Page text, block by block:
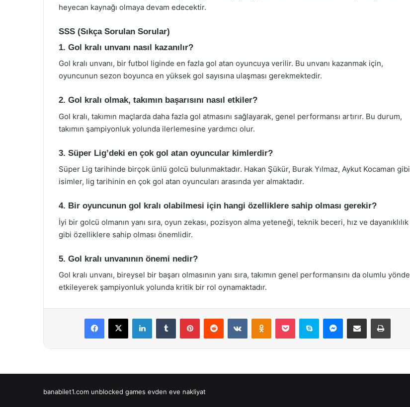
heyecan kaynağı olmaya devam edecektir.
SSS (Sıkça Sorulan Sorular)
1. Gol kralı unvanı nasıl kazanılır?
Gol kralı unvanı, bir futbol liginde en fazla gol atan oyuncuya verilir. Bu unvanı kazanmak için,
oyuncunun sezon boyunca en yüksek gol sayısına ulaşması gerekmektedir.
2. Gol kralı olmak, takımın başarısını nasıl etkiler?
Gol kralı, takımın maçlarda daha fazla gol atmasını sağlayarak, genel performansı artırır. Bu durum,
takımın şampiyonluk yolunda ilerlemesine yardımcı olur.
3. Süper Lig’deki en çok gol atan oyuncular kimlerdir?
Süper Lig tarihinde birçok ünlü golcü bulunmaktadır. Hakan Şükür, Burak Yılmaz, Aykut Kocaman gibi
isimler, lig tarihinin en çok gol atan oyuncuları arasında yer almaktadır.
4. Bir oyuncunun gol kralı olabilmesi için hangi özelliklere sahip olması gerekir?
İyi bir golcü olmanın yanı sıra, oyun zekası, pozisyon alma yeteneği, teknik beceri, hız ve dayanıklılık
gibi özelliklere sahip olması önemlidir.
5. Gol kralı unvanının önemi nedir?
Gol kralı unvanı, bireysel bir başarı olmasının yanı sıra, takımın genel performansını da olumlu yönde
etkileyerek şampiyonluk yolunda kritik bir rol oynamaktadır.
Facebook
X LinkedInTumblr PinterestReddit VKontakteOdnoklassniki
Pocket Skype Messenger
E-Posta ile paylaş Yazdır
banabilet1.com unblocked games evden eve nakliyat